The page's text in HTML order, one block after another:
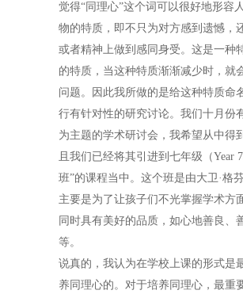
觉得“同理心”这个词可以很好地形容
物的特质，即不只为对方感到遗憾，
或者精神上做到感同身受。这是一种
的特质，当这种特质渐渐减少时，就
问题。因此我所做的是给这种特质命
行有针对性的研究讨论。我们十月份
为主题的学术研讨会，我希望从中得
且我们已经将其引进到七年级（Year
班”的课程当中。这个班是由大卫·格
主要是为了让孩子们不光掌握学术方
同时具有美好的品质，如心地善良、
等。
说真的，我认为在学校上课的形式是
养同理心的。对于培养同理心，最重